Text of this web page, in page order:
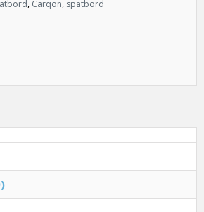
Carqon spatbord